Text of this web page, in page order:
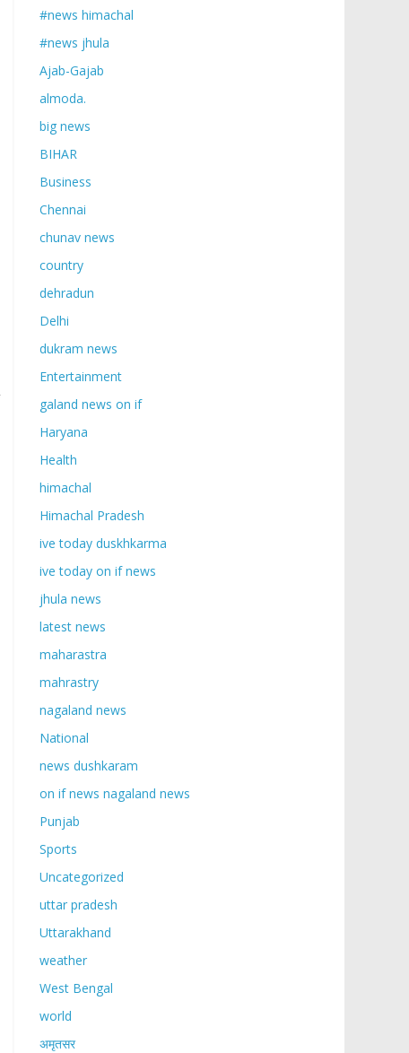
#news himachal
#news jhula
Ajab-Gajab
almoda.
big news
BIHAR
Business
Chennai
chunav news
country
dehradun
Delhi
dukram news
Entertainment
galand news on if
Haryana
Health
himachal
Himachal Pradesh
ive today duskhkarma
ive today on if news
jhula news
latest news
maharastra
mahrastry
nagaland news
National
news dushkaram
on if news nagaland news
Punjab
Sports
Uncategorized
uttar pradesh
Uttarakhand
weather
West Bengal
world
अमृतसर